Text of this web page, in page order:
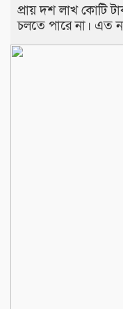
প্রায় দশ লাখ কোটি
চলতে পারে না। এত